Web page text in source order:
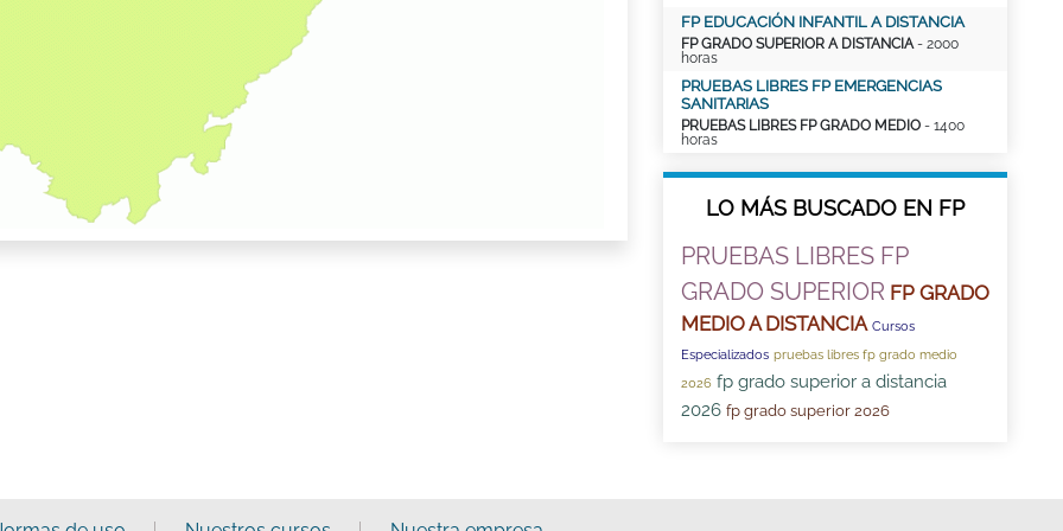
FP EDUCACIÓN INFANTIL A DISTANCIA
FP GRADO SUPERIOR A DISTANCIA- 2000
horas
PRUEBAS LIBRES FP EMERGENCIAS
SANITARIAS
PRUEBAS LIBRES FP GRADO MEDIO - 1400
horas
LO MÁS BUSCADO EN FP
PRUEBAS LIBRES FP
GRADO SUPERIOR FP GRADO
MEDIO A DISTANCIA Cursos
Especializados pruebas libres fp grado medio
2026 fp grado superior a distancia
2026 fp grado superior 2026